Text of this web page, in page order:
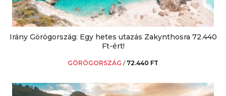
Irány Görögország: Egy hetes utazás Zakynthosra 72.440
Ft-ért!
GÖRÖGORSZÁG / 72.440 FT